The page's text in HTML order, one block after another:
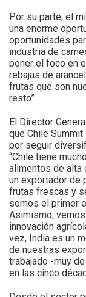
Por su parte, el
una enorme
oportunidades
industria de
poner el foco en
rebajas de
frutas que son
resto”.
El Director
que Chile
por seguir
“Chile tiene
alimentos de alta
un exportador de
frutas frescas y
somos el primer
Asimismo,
innovación
vez, India es un
de nuestras
trabajado -muy
en las cinco